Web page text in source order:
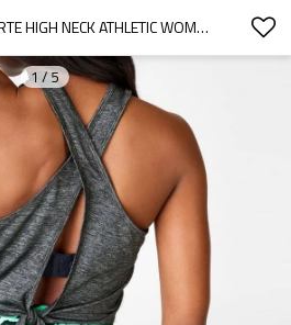
BENUTZERDEFINIERTE HIGH NECK ATHLETIC WOMENS CROPPED TANK TOPS MIT TIE BACK-AKTIK
1/5